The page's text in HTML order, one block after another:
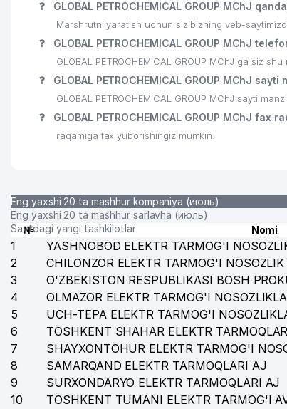
❓ GLOBAL PETROCHEMICAL GROUP MChJ
Marshrutni yaratish uchun siz bizning veb-
❓ GLOBAL PETROCHEMICAL GROUP MChJ
GLOBAL PETROCHEMICAL GROUP MChJ ga siz
❓ GLOBAL PETROCHEMICAL GROUP MChJ sayti
GLOBAL PETROCHEMICAL GROUP MChJ sayti
❓ GLOBAL PETROCHEMICAL GROUP MChJ fax
raqamiga fax yuborishingiz mumkin.
Eng yaxshi 20 ta mashhur kompaniya (июль)
Eng yaxshi 20 ta mashhur sarlavha (июль)
Saytdagi yangi tashkilotlar
№ Nomi
1 YASHNOBOD ELEKTR TARMOG'I
2
CHILONZOR ELEKTR TARMOG'I
3
O'ZBEKISTON RESPUBLIKASI BOSH
4
OLMAZOR ELEKTR TARMOG'I
5
UCH-TEPA ELEKTR TARMOG'I
6
TOSHKENT SHAHAR ELEKTR
7
SHAYXONTOHUR ELEKTR TARMOG'I
8
SAMARQAND ELEKTR TARMOQLARI AJ
9
SURXONDARYO ELEKTR TARMOQLARI AJ
10
TOSHKENT TUMANI ELEKTR TARMOG'I